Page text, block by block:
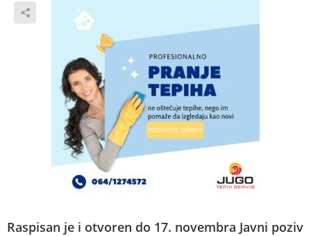
Raspisan je i otvoren do 17. novembra Javni poziv